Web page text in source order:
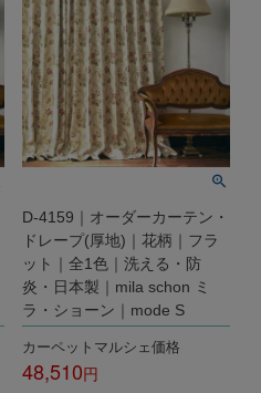
D-4159｜オーダーカーテン・
ドレープ(厚地)｜花柄｜フラ
ット｜全1色｜洗える・防
炎・日本製｜mila schon ミ
ラ・ショーン｜mode S
カーペットマルシェ価格
48,510